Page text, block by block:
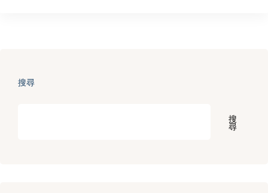
搜尋
搜
尋